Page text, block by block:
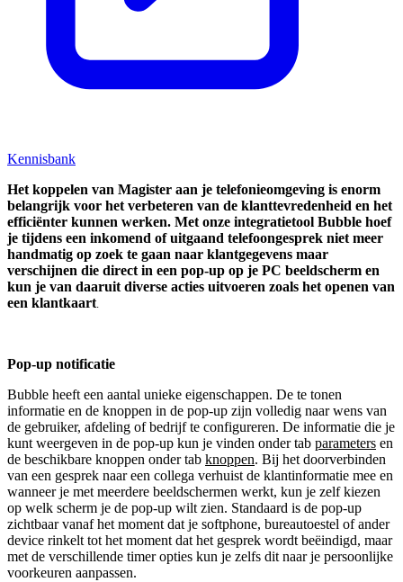
Kennisbank
Het koppelen van Magister aan je telefonieomgeving is enorm
belangrijk voor het verbeteren van de klanttevredenheid en het
efficiënter kunnen werken. Met onze integratietool Bubble hoef
je tijdens een inkomend of uitgaand telefoongesprek niet meer
handmatig op zoek te gaan naar klantgegevens maar
verschijnen die direct in een pop-up op je PC beeldscherm en
kun je van daaruit diverse acties uitvoeren zoals het openen van
een klantkaart.
Pop-up notificatie
Bubble heeft een aantal unieke eigenschappen. De te tonen
informatie en de knoppen in de pop-up zijn volledig naar wens van
de gebruiker, afdeling of bedrijf te configureren. De informatie die je
kunt weergeven in de pop-up kun je vinden onder tab parameters en
de beschikbare knoppen onder tab knoppen. Bij het doorverbinden
van een gesprek naar een collega verhuist de klantinformatie mee en
wanneer je met meerdere beeldschermen werkt, kun je zelf kiezen
op welk scherm je de pop-up wilt zien. Standaard is de pop-up
zichtbaar vanaf het moment dat je softphone, bureautoestel of ander
device rinkelt tot het moment dat het gesprek wordt beëindigd, maar
met de verschillende timer opties kun je zelfs dit naar je persoonlijke
voorkeuren aanpassen.